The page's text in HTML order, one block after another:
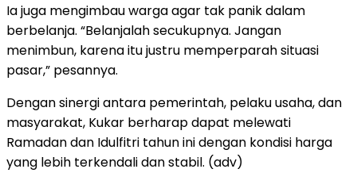
Ia juga mengimbau warga agar tak panik dalam
berbelanja. “Belanjalah secukupnya. Jangan
menimbun, karena itu justru memperparah situasi
pasar,” pesannya.
Dengan sinergi antara pemerintah, pelaku usaha, dan
masyarakat, Kukar berharap dapat melewati
Ramadan dan Idulfitri tahun ini dengan kondisi harga
yang lebih terkendali dan stabil. (adv)